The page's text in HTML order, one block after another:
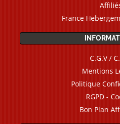
France
C.G.V /
Mentions
Politique
RGPD -
Bon Plan